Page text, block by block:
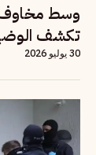
وسط مخاوف
تكشف الوضع
30 يوليو 2026